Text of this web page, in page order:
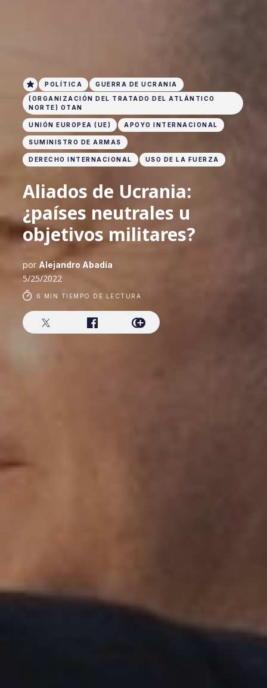
POLÍTICA
GUERRA DE UCRANIA
(ORGANIZACIÓN DEL TRATADO DEL ATLÁNTICO
NORTE) OTAN
UNIÓN EUROPEA (UE) APOYO INTERNACIONAL
SUMINISTRO DE ARMAS
DERECHO INTERNACIONAL USO DE LA FUERZA
Aliados de Ucrania:
¿países neutrales u
objetivos militares?
por Alejandro Abadía
5/25/2022
6 MIN TIEMPO DE LECTURA